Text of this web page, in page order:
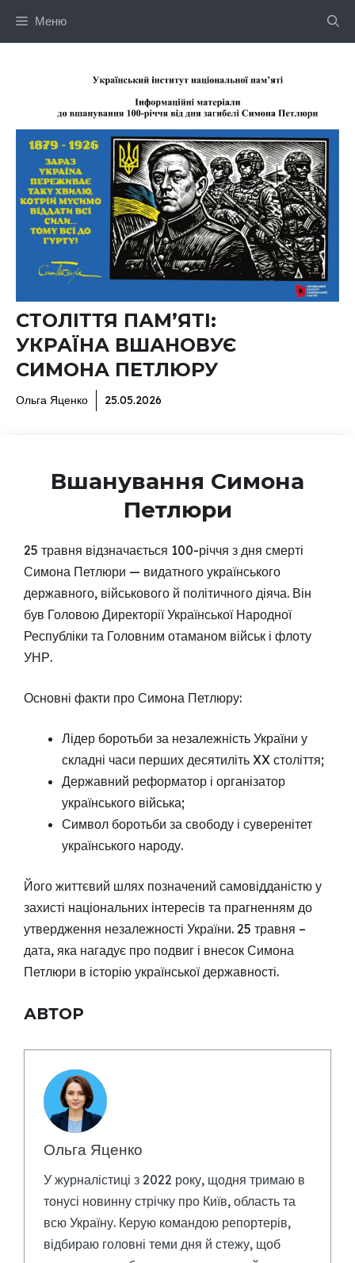
Меню
СТОЛІТТЯ ПАМ’ЯТІ:
УКРАЇНА ВШАНОВУЄ
СИМОНА ПЕТЛЮРУ
Ольга Яценко 25.05.2026
Вшанування Симона
Петлюри
25 травня відзначається 100-річчя з дня смерті
Симона Петлюри — видатного українського
державного, військового й політичного діяча. Він
був Головою Директорії Української Народної
Республіки та Головним отаманом військ і флоту
УНР.
Основні факти про Симона Петлюру:
Лідер боротьби за незалежність України у
складні часи перших десятиліть XX століття;
Державний реформатор і організатор
українського війська;
Символ боротьби за свободу і суверенітет
українського народу.
Його життєвий шлях позначений самовідданістю у
захисті національних інтересів та прагненням до
утвердження незалежності України. 25 травня –
дата, яка нагадує про подвиг і внесок Симона
Петлюри в історію української державності.
АВТОР
Ольга Яценко
У журналістиці з 2022 року, щодня тримаю в
тонусі новинну стрічку про Київ, область та
всю Україну. Керую командою репортерів,
відбираю головні теми дня й стежу, щоб